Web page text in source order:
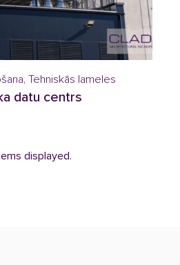
, Tehniskās lameles
datu centrs
displayed.